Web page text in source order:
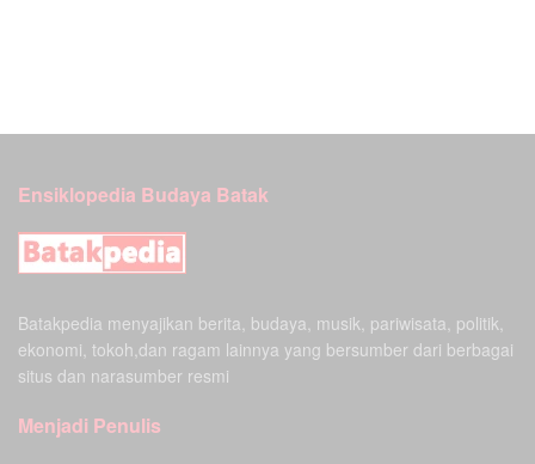
Ensiklopedia Budaya Batak
Batakpedia menyajikan berita, budaya, musik, pariwisata, politik,
ekonomi, tokoh,dan ragam lainnya yang bersumber dari berbagai
situs dan narasumber resmi
Menjadi Penulis